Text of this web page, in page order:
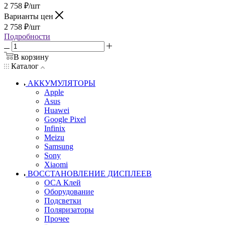
2 758 ₽/шт
Варианты цен
2 758 ₽/шт
Подробности
В корзину
Каталог
АККУМУЛЯТОРЫ
Apple
Asus
Huawei
Google Pixel
Infinix
Meizu
Samsung
Sony
Xiaomi
ВОССТАНОВЛЕНИЕ ДИСПЛЕЕВ
OCA Клей
Оборудование
Подсветки
Поляризаторы
Прочее